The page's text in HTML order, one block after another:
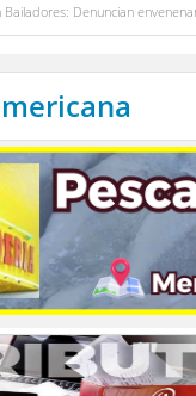
envenenamiento de siete